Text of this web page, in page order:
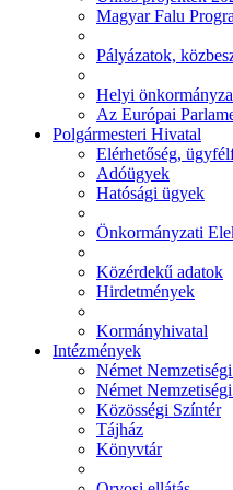
Magyar Falu
Pályázatok,
Helyi
Az Európai
Polgármesteri Hivatal
Elérhetőség,
Adóügyek
Hatósági ügyek
Önkormányzati
Közérdekű adatok
Hirdetmények
Kormányhivatal
Intézmények
Német
Német
Közösségi Színtér
Tájház
Könyvtár